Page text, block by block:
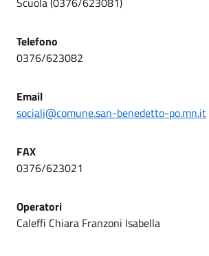
Telefono
0376/623082
Email
sociali@comune.san-benedetto-po.mn.it
FAX
0376/623021
Operatori
Caleffi Chiara Franzoni Isabella